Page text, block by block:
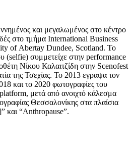
και μεγαλωμένος στο κέντρο
στο τμήμα International Business
of Abertay Dundee, Scotland. Το
(selfie) συμμετείχε στην performance
Νίκου Καλαιτζίδη στην Scenofest
της Τσεχίας. Το 2013 εγραψα τον
και το 2020 φωτογραφίες του
platform, μετά από ανοιχτό κάλεσμα
Θεσσαλονίκης στα πλαίσια
και “Anthropause”.